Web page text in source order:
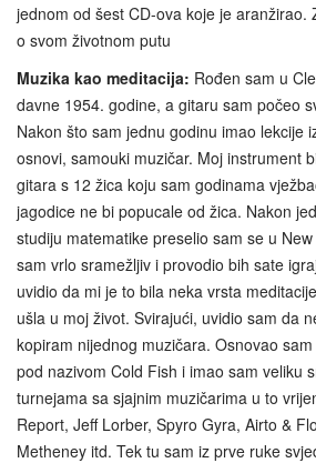
jednom od šest CD-ova koje je aranžirao.
o svom životnom putu
Muzika kao meditacija: Rođen sam u
davne 1954. godine, a gitaru sam počeo
Nakon što sam jednu godinu imao lekcije
osnovi, samouki muzičar. Moj instrument
gitara s 12 žica koju sam godinama
jagodice ne bi popucale od žica. Nakon
studiju matematike preselio sam se u
sam vrlo sramežljiv i provodio bih sate
uvidio da mi je to bila neka vrsta
ušla u moj život. Svirajući, uvidio sam da
kopiram nijednog muzičara. Osnovao sam
pod nazivom Cold Fish i imao sam veliku
turnejama sa sjajnim muzičarima u to
Report, Jeff Lorber, Spyro Gyra, Airto &
Metheney itd. Tek tu sam iz prve ruke